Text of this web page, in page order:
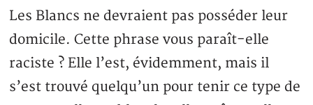
Les Blancs ne devraient pas posséder leur
domicile. Cette phrase vous paraît-elle
raciste ? Elle l’est, évidemment, mais il
s’est trouvé quelqu’un pour tenir ce type de